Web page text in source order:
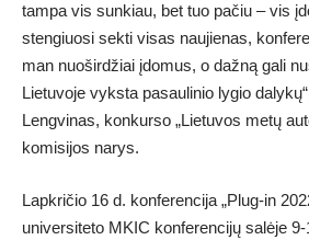
tampa vis sunkiau, bet tuo pačiu – vis
stengiuosi sekti visas naujienas,
man nuoširdžiai įdomus, o dažną gali
Lietuvoje vyksta pasaulinio lygio
Lengvinas, konkurso „Lietuvos metų
komisijos narys.
Lapkričio 16 d. konferencija „Plug-in
universiteto MKIC konferencijų salėje